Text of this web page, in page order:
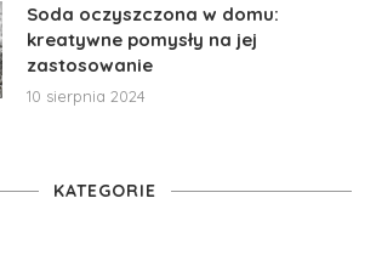
Soda oczyszczona w domu:
kreatywne pomysły na jej
zastosowanie
10 sierpnia 2024
KATEGORIE